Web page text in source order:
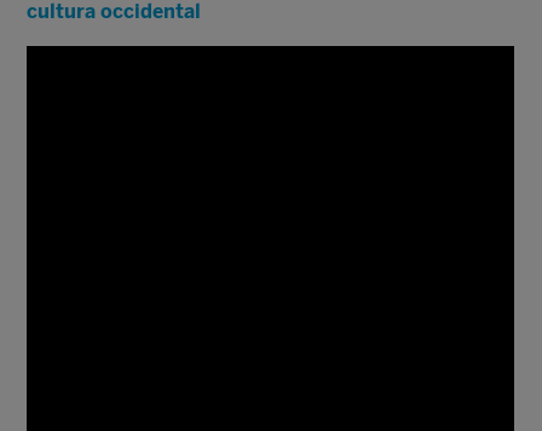
cultura occidental